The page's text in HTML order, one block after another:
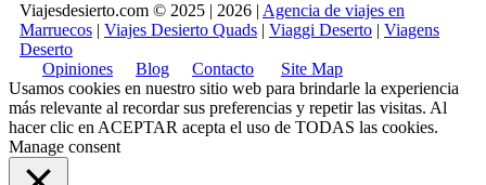
Viajesdesierto.com © 2025 | 2026 | Agencia de viajes en
Marruecos | Viajes Desierto Quads | Viaggi Deserto | Viagens
Deserto
Opiniones
Blog Contacto
Site Map
Usamos cookies en nuestro sitio web para brindarle la experiencia
más relevante al recordar sus preferencias y repetir las visitas. Al
hacer clic en ACEPTAR acepta el uso de TODAS las cookies.
Manage consent